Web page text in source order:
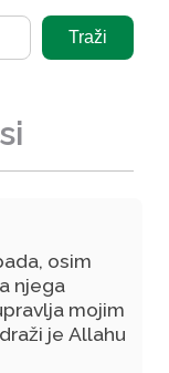
Traži
osim
njega
mojim
je Allahu